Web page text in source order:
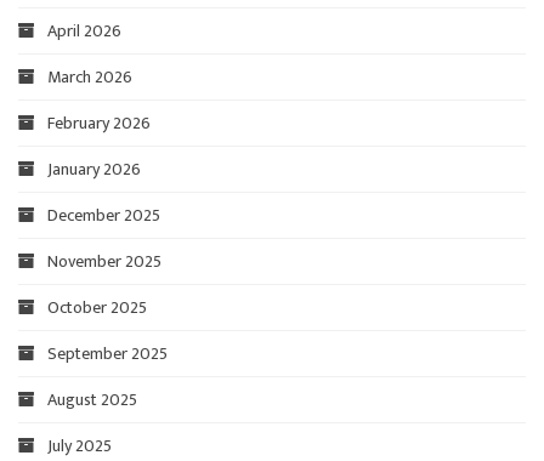
April 2026
March 2026
February 2026
January 2026
December 2025
November 2025
October 2025
September 2025
August 2025
July 2025